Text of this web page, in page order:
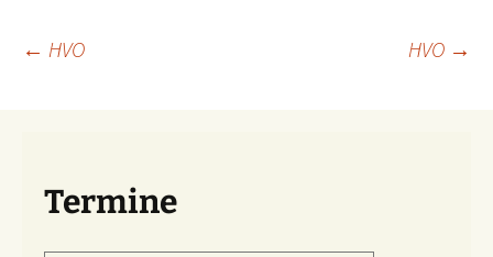
Beitragsnavigation
← HVO HVO →
Termine